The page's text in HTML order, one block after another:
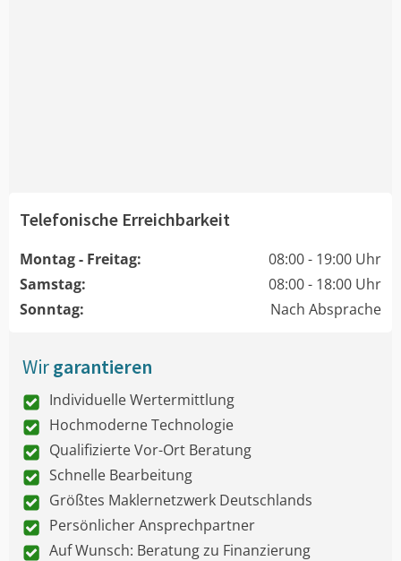
Telefonische Erreichbarkeit
Montag - Freitag:
08:00 - 19:00 Uhr
Samstag:
08:00 - 18:00 Uhr
Sonntag:
Nach Absprache
Wirgarantieren
Individuelle Wertermittlung
Hochmoderne Technologie
Qualifizierte Vor-Ort Beratung
Schnelle Bearbeitung
Größtes Maklernetzwerk Deutschlands
Persönlicher Ansprechpartner
Auf Wunsch: Beratung zu Finanzierung